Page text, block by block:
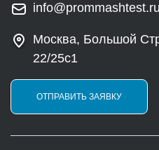
info@prommashtest.ru
Москва, Большой
22/25с1
ОТПРАВИТЬ ЗАЯВКУ